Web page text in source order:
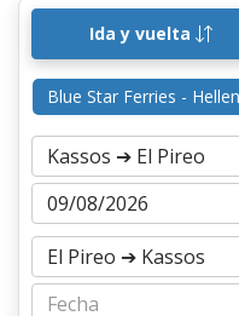
Ida y vuelta
Blue Star Ferries -